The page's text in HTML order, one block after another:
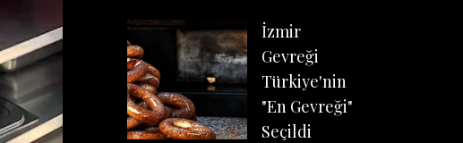
İzmir
Gevreği
Türkiye'nin
"En Gevreği"
Seçildi